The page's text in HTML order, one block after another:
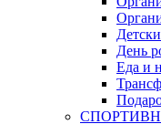
День
Еда и